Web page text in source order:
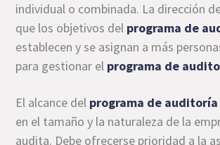
individual o combinada. La dirección
que los objetivos del programa de
establecen y se asignan a más
para gestionar el programa de
El alcance del programa de auditoría
en el tamaño y la naturaleza de la
audita. Debe ofrecerse prioridad a la